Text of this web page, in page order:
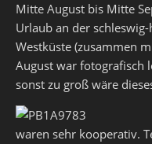
Mitte August bis Mitte
Urlaub an der
Westküste (zusammen
August war fotografisch
sonst zu groß wäre
waren sehr kooperativ.